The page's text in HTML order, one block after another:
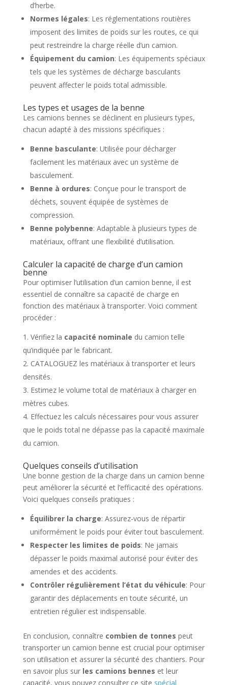
d’herbe.
Normes légales: Les réglementations routières
imposent des limites de poids sur les routes, ce qui
peut restreindre la charge réelle d’un camion.
Équipement du camion: Les équipements spéciaux
tels que les systèmes de décharge basculants
peuvent affecter le poids total admissible.
Les types et usages de la benne
Les camions bennes se déclinent en plusieurs types,
chacun adapté à des missions spécifiques :
Benne basculante: Utilisée pour décharger
facilement les matériaux avec un système de
basculement.
Benne à ordures: Conçue pour le transport de
déchets, souvent équipée de systèmes de
compression.
Benne polybenne: Adaptable à plusieurs types de
matériaux, offrant une flexibilité d’utilisation.
Calculer la capacité de charge d’un camion
benne
Pour optimiser l’utilisation d’un camion benne, il est
essentiel de connaître sa capacité de charge en
fonction des matériaux à transporter. Voici comment
procéder :
Vérifiez la capacité nominale du camion telle
qu’indiquée par le fabricant.
CATALOGUEZ les matériaux à transporter et leurs
densités.
Estimez le volume total de matériaux à charger en
mètres cubes.
Effectuez les calculs nécessaires pour vous assurer
que le poids total ne dépasse pas la capacité maximale
du camion.
Quelques conseils d’utilisation
Une bonne gestion de la charge dans un camion benne
peut améliorer la sécurité et l’efficacité des opérations.
Voici quelques conseils pratiques :
Équilibrer la charge: Assurez-vous de répartir
uniformément le poids pour éviter tout basculement.
Respecter les limites de poids: Ne jamais
dépasser le poids maximal autorisé pour éviter des
amendes et des accidents.
Contrôler régulièrement l’état du véhicule: Pour
garantir des déplacements en toute sécurité, un
entretien régulier est indispensable.
En conclusion, connaître combien de tonnes peut
transporter un camion benne est crucial pour optimiser
son utilisation et assurer la sécurité des chantiers. Pour
en savoir plus sur les camions bennes et leur
capacité, vous pouvez consulter ce site spécial